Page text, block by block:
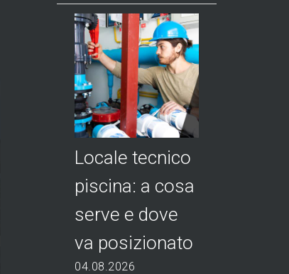
Locale tecnico
piscina: a cosa
serve e dove
va posizionato
04.08.2026